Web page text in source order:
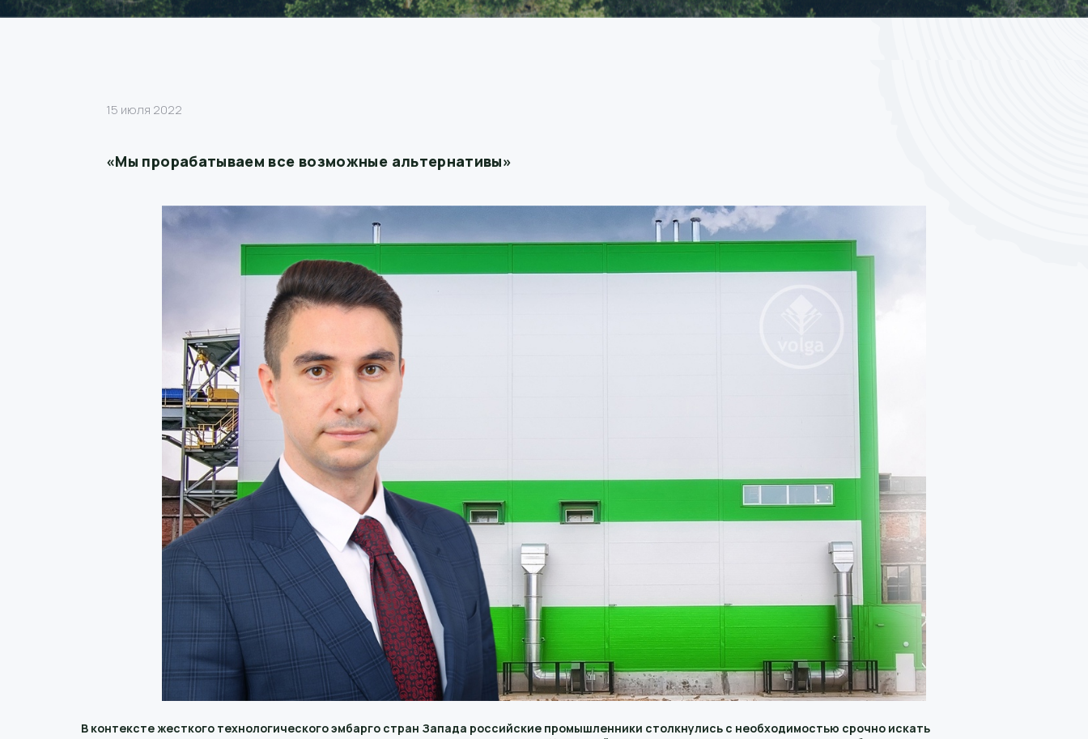
15 июля 2022
«Мы прорабатываем все возможные альтернативы»
В контексте жесткого технологического эмбарго стран Запада российские промышленники столкнулись с необходимостью срочно искать